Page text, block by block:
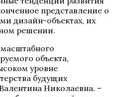
представление о
дизайн-объектах, их
решении.
объекта,
уровне
будущих
Николаевна. –